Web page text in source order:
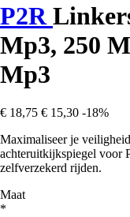
P2R
Mp3, 250
Mp3
€ 18,75 € 15,30 -18%
Maximaliseer je
achteruitkijkspiegel voor
zelfverzekerd rijden.
Maat
*